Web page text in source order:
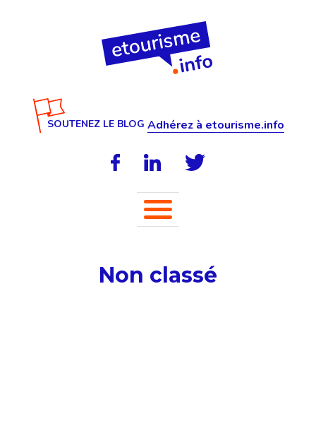
SOUTENEZ LE BLOG Adhérez à etourisme.info
Non classé